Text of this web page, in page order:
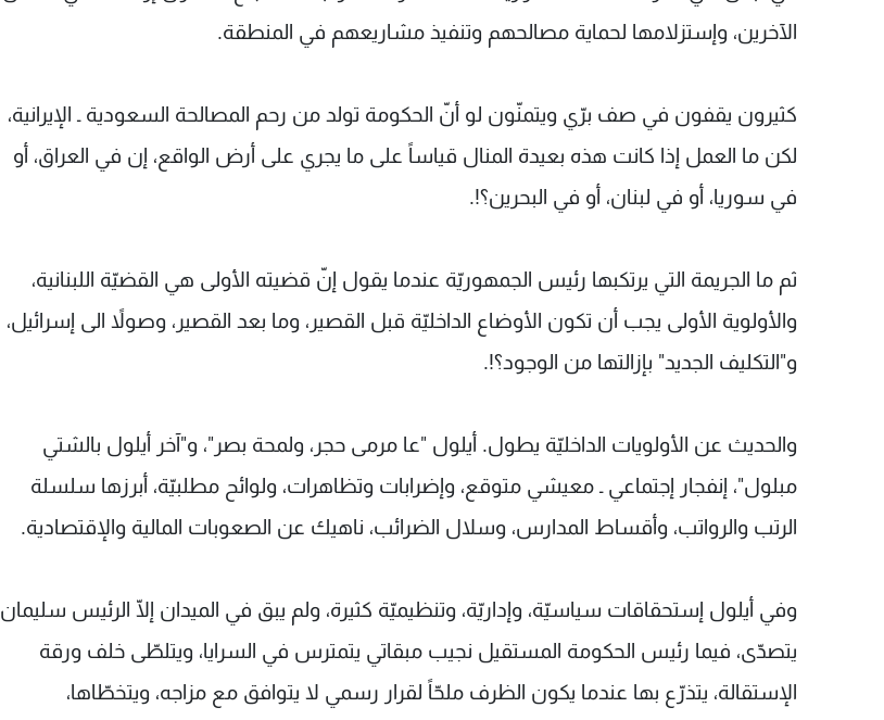
الآخرين، وإستزلامها لحماية مصالحهم وتنفيذ مشاريعهم في المنطقة.
كثيرون يقفون في صف برّي ويتمنّون لو أنّ الحكومة تولد من رحم المصالحة السعودية ـ الإيرانية،
لكن ما العمل إذا كانت هذه بعيدة المنال قياساً على ما يجري على أرض الواقع، إن في العراق، أو
في سوريا، أو في لبنان، أو في البحرين؟!.
ثم ما الجريمة التي يرتكبها رئيس الجمهوريّة عندما يقول إنّ قضيته الأولى هي القضيّة اللبنانية،
والأولوية الأولى يجب أن تكون الأوضاع الداخليّة قبل القصير، وما بعد القصير، وصولاً الى إسرائيل،
و"التكليف الجديد" بإزالتها من الوجود؟!.
والحديث عن الأولويات الداخليّة يطول. أيلول "عا مرمى حجر، ولمحة بصر"، و"آخر أيلول بالشتي
مبلول"، إنفجار إجتماعي ـ معيشي متوقع، وإضرابات وتظاهرات، ولوائح مطلبيّة، أبرزها سلسلة
الرتب والرواتب، وأقساط المدارس، وسلال الضرائب، ناهيك عن الصعوبات المالية والإقتصادية.
وفي أيلول إستحقاقات سياسيّة، وإداريّة، وتنظيميّة كثيرة، ولم يبق في الميدان إلّا الرئيس سليمان
يتصدّى، فيما رئيس الحكومة المستقيل نجيب مبقاتي يتمترس في السرايا، ويتلطّى خلف ورقة
الإستقالة، يتذرّع بها عندما يكون الظرف ملحّاً لقرار رسمي لا يتوافق مع مزاجه، ويتخطّاها،